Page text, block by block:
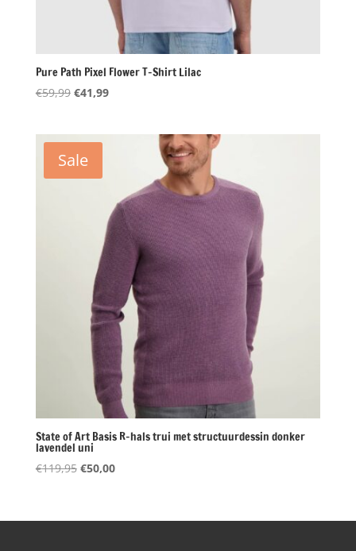
Pure Path Pixel Flower T-Shirt Lilac
€59,99 Oorspronkelijke
€59,99.
€41,99Huidige
Sale
State of Art Basis R-hals trui met structuurdessin donker
lavendel uni
€119,95 Oorspronkelijke
€119,95.
€50,00Huidige
€50,00.